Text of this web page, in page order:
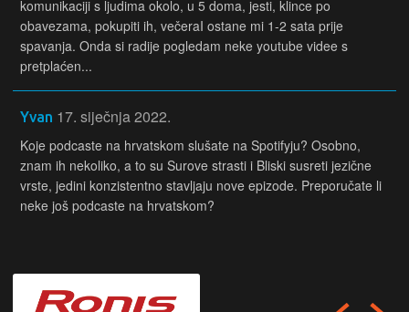
komunikaciji s ljudima okolo, u 5 doma, jesti, klince po
obavezama, pokupiti ih, večeraI ostane mi 1-2 sata prije
spavanja. Onda si radije pogledam neke youtube videe s
pretplaćen...
Yvan 17. siječnja 2022.
Koje podcaste na hrvatskom slušate na Spotifyju? Osobno,
znam ih nekoliko, a to su Surove strasti i Bliski susreti jezične
vrste, jedini konzistentno stavljaju nove epizode. Preporučate li
neke još podcaste na hrvatskom?